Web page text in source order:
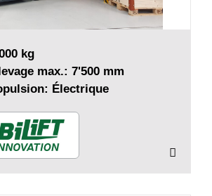
kg
max.: 7'500 mm
Électrique